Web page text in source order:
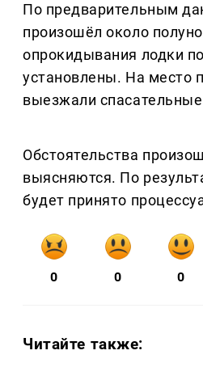
По предварительным
произошёл около
опрокидывания лодки
установлены. На место
выезжали
Обстоятельства
выясняются. По
будет принято
0 0 0
Читайте также: